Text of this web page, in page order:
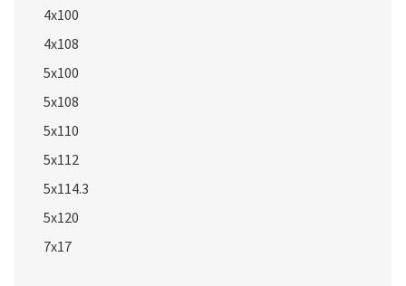
4x100
4x108
5x100
5x108
5x110
5x112
5x114.3
5x120
7x17